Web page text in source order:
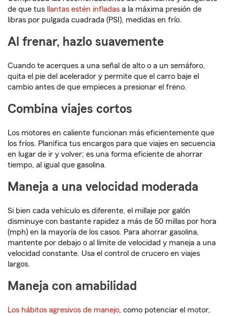
de que tus
llantas estén infladas a la máxima presión de
libras por pulgada cuadrada (PSI), medidas en frío.
Al frenar, hazlo suavemente
Cuando te acerques a una señal de alto o a un semáforo,
quita el pie del acelerador y permite que el carro baje el
cambio antes de que empieces a presionar el freno.
Combina viajes cortos
Los motores en caliente funcionan más eficientemente que
los fríos. Planifica tus encargos para que viajes en secuencia
en lugar de ir y volver; es una forma eficiente de ahorrar
tiempo, al igual que gasolina.
Maneja a una velocidad moderada
Si bien cada vehículo es diferente, el millaje por galón
disminuye con bastante rapidez a más de 50 millas por hora
(mph) en la mayoría de los casos. Para ahorrar gasolina,
mantente por debajo o al límite de velocidad y maneja a una
velocidad constante. Usa el control de crucero en viajes
largos.
Maneja con amabilidad
Los hábitos agresivos de manejo, como potenciar el motor,